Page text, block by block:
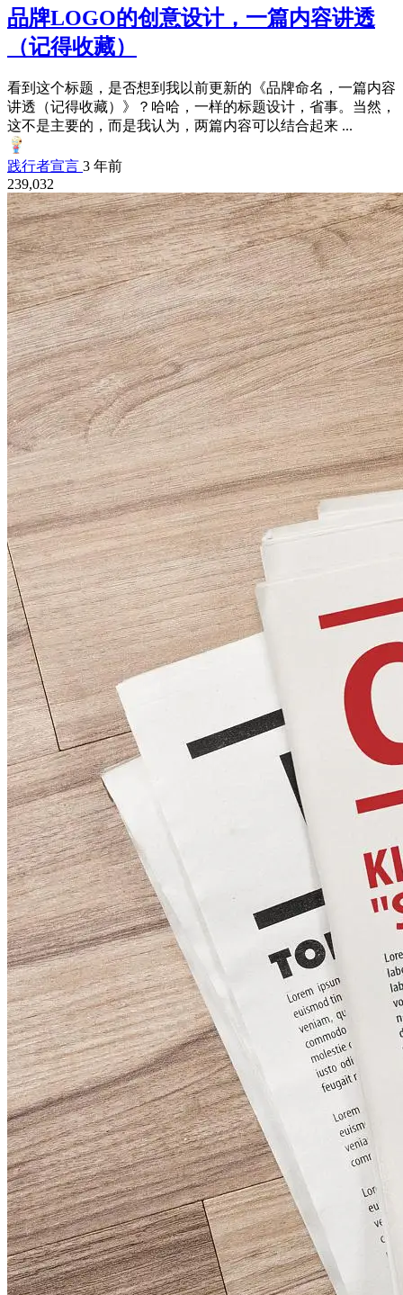
品牌LOGO的创意设计，一篇内容讲透
（记得收藏）
看到这个标题，是否想到我以前更新的《品牌命名，一篇内容
讲透（记得收藏）》？哈哈，一样的标题设计，省事。当然，
这不是主要的，而是我认为，两篇内容可以结合起来 ...
践行者宣言 3 年前
239,032